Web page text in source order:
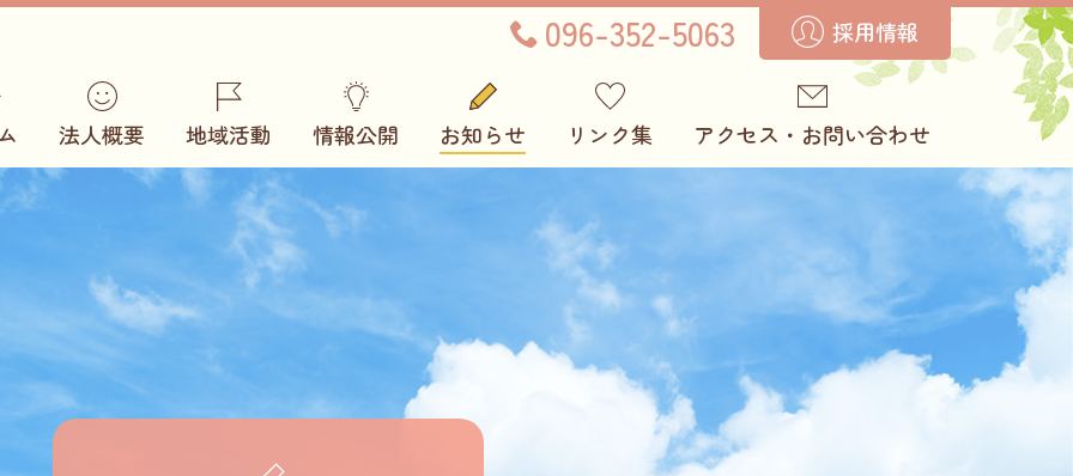
096-352-5063 採用情報
法人概要 地域活動 情報公開 お知らせ リンク集 アクセス・お問い合わせ